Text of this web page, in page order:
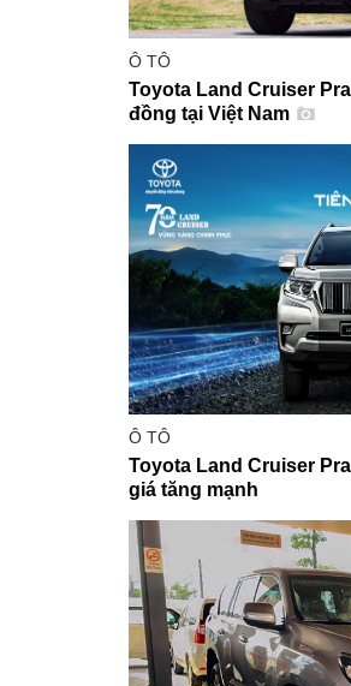
Ô TÔ
Toyota Land Cruiser
đồng tại Việt Nam
Ô TÔ
Toyota Land Cruiser
giá tăng mạnh